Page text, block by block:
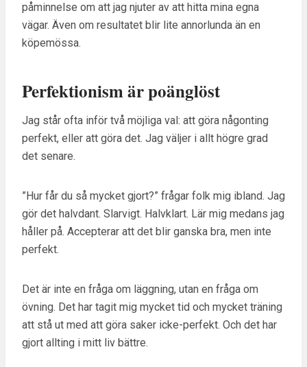
påminnelse om att jag njuter av att hitta mina egna
vägar. Även om resultatet blir lite annorlunda än en
köpemössa.
Perfektionism är poänglöst
Jag står ofta inför två möjliga val: att göra någonting
perfekt, eller att göra det. Jag väljer i allt högre grad
det senare.
”Hur får du så mycket gjort?” frågar folk mig ibland. Jag
gör det halvdant. Slarvigt. Halvklart. Lär mig medans jag
håller på. Accepterar att det blir ganska bra, men inte
perfekt.
Det är inte en fråga om läggning, utan en fråga om
övning. Det har tagit mig mycket tid och mycket träning
att stå ut med att göra saker icke-perfekt. Och det har
gjort allting i mitt liv bättre.